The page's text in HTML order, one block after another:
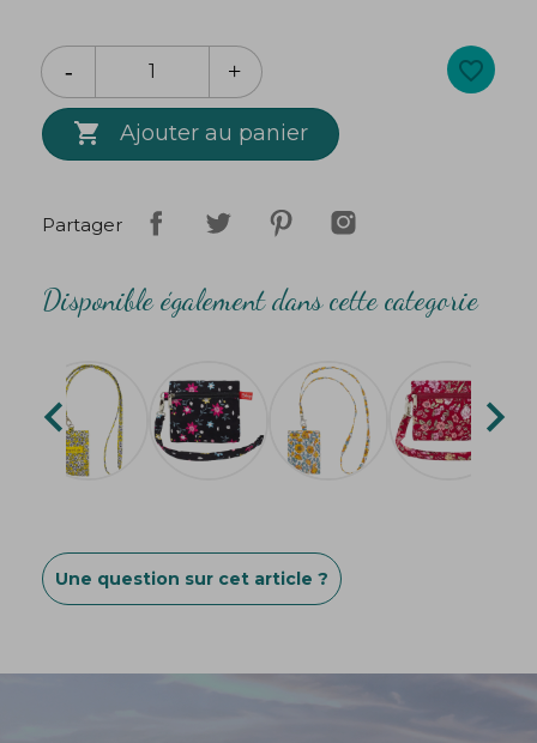
Création Bibop Lula
 Ajouter au panier
favorite_border
Partager
Disponible également dans cette categorie
 
Une question sur cet article ?